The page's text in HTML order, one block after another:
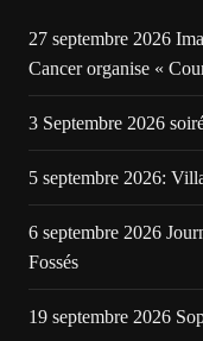
27 septembre 2026
Cancer organise «
3 Septembre 2026
5 septembre 2026:
6 septembre 2026
Fossés
19 septembre 2026